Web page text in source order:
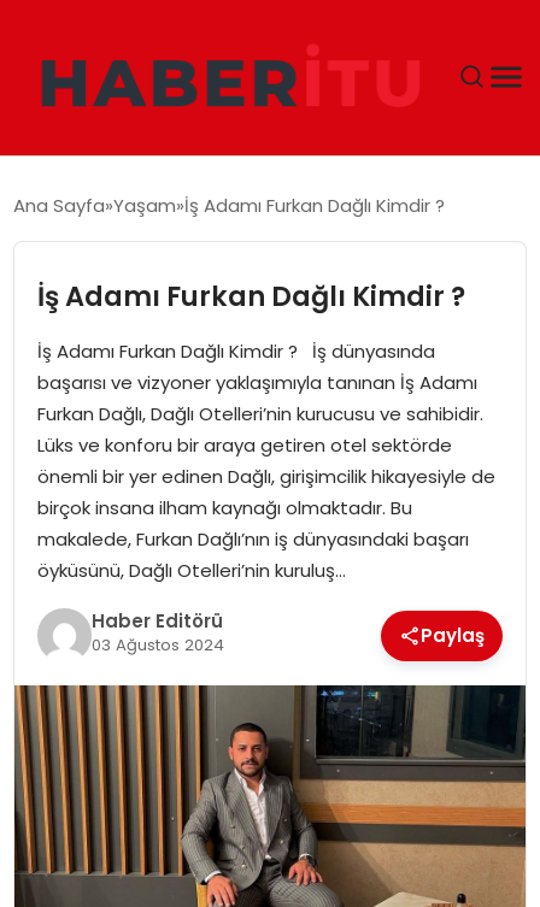
DÜNYA
EKONOMI
SIYASET
TEKNOLOJI
EĞITIM
MAGAZIN
SPOR
YAŞAM
Ana Sayfa Yaşam İş Adamı Furkan Dağlı Kimdir ?
İş Adamı Furkan Dağlı Kimdir ?
İş Adamı Furkan Dağlı Kimdir ? İş dünyasında
başarısı ve vizyoner yaklaşımıyla tanınan İş Adamı
Furkan Dağlı, Dağlı Otelleri’nin kurucusu ve sahibidir.
Lüks ve konforu bir araya getiren otel sektörde
önemli bir yer edinen Dağlı, girişimcilik hikayesiyle de
birçok insana ilham kaynağı olmaktadır. Bu
makalede, Furkan Dağlı’nın iş dünyasındaki başarı
öyküsünü, Dağlı Otelleri’nin kuruluş…
Haber Editörü
03 Ağustos 2024 Paylaş